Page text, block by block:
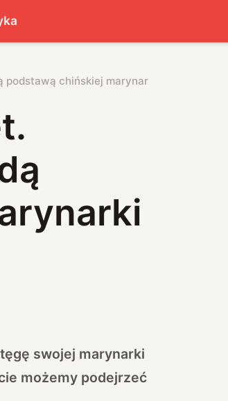
chińskiej marynarki wojennej
swojej marynarki
możemy podejrzeć